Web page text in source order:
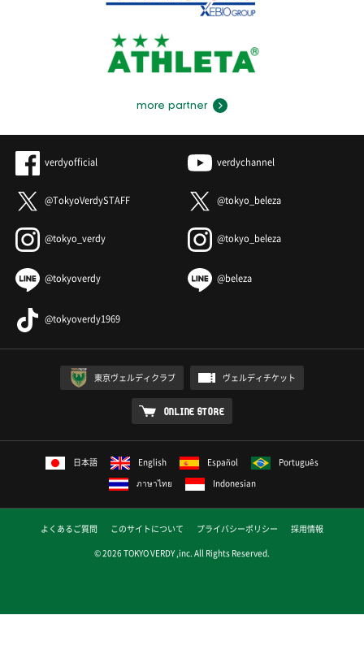
more partner
verdyofficial verdychannel
@TokyoVerdySTAFF @tokyo_beleza
@tokyo_verdy @tokyo_beleza
@tokyoverdy @beleza
@tokyoverdy1969
東京ヴェルディクラブ ヴェルディチケット
ONLINE STORE
日本語 English Español
Português
ภาษาไทย
Indonesian
よくあるご質問 このサイトについて プライバシーポリシー
採用情報
© 2026 TOKYO VERDY ,inc. All Rights Reserved.